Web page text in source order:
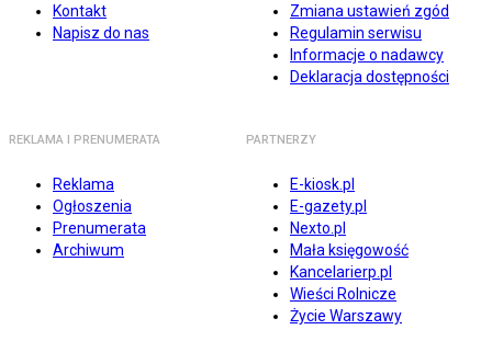
Kontakt
Napisz do nas
Zmiana ustawień zgód
Regulamin serwisu
Informacje o nadawcy
Deklaracja dostępności
REKLAMA I PRENUMERATA
Reklama
Ogłoszenia
Prenumerata
Archiwum
PARTNERZY
E-kiosk.pl
E-gazety.pl
Nexto.pl
Mała księgowość
Kancelarierp.pl
Wieści Rolnicze
Życie Warszawy